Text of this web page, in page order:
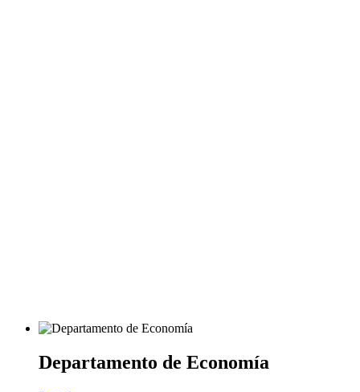
Departamento de Economía